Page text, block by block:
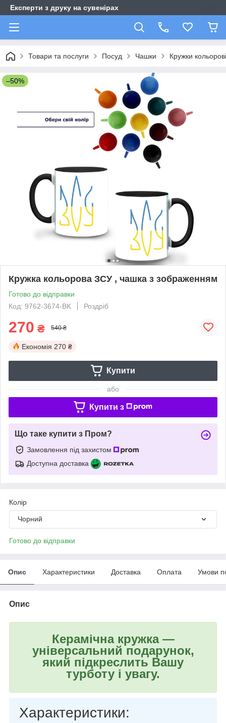
Експерти з друку на сувенірах
Товари та послуги Посуд Чашки Кружки кольорові
–50%
Кружка кольорова ЗСУ , чашка з зображенням
Готово до відправки
Код: 9762-3674-BK
Роздріб
270 ₴ 540 ₴
Економія 270 ₴
Купити
або
Купити з
Що таке купити з Пром?
Замовлення під захистом
Доступна доставка
Колір
Чорний
Готово до відправки
Опис Характеристики Доставка Оплата Умови
Опис
Керамічна кружка —
універсальний подарунок,
який підкреслить Вашу
турботу і увагу.
Характеристики: